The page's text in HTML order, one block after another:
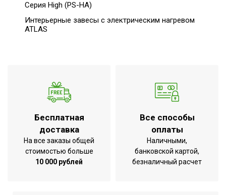
Серия High (PS-HA)
Интерьерные завесы c электрическим нагревом
ATLAS
Бесплатная
доставка
На все заказы общей
стоимостью больше
10 000 рублей
Все способы
оплаты
Наличными,
банковской картой,
безналичный расчет